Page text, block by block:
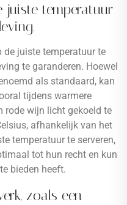
juiste temperatuur
de juiste temperatuur te
te garanderen. Hoewel
als standaard, kan
tijdens warmere
rode wijn licht gekoeld te
afhankelijk van het
temperatuur te serveren,
tot hun recht en kun
bieden heeft.
zoals een